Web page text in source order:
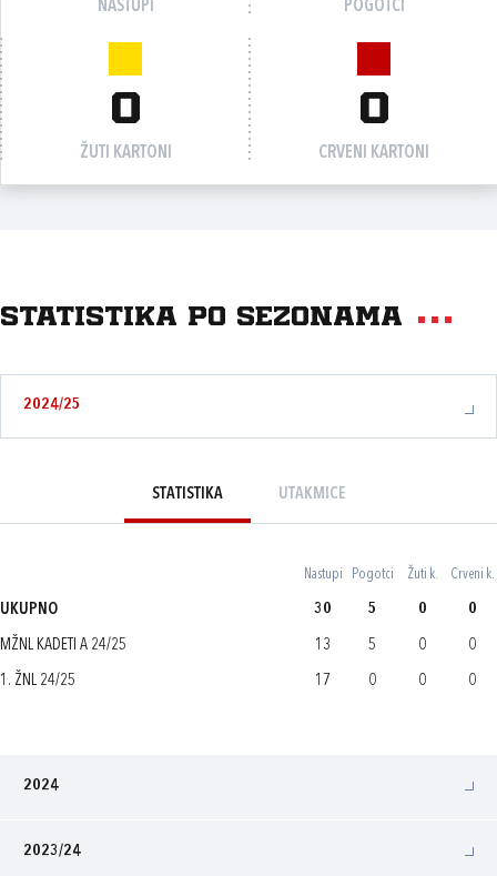
NASTUPI POGOTCI
0
ŽUTI KARTONI
0
CRVENI KARTONI
Statistika po sezonama
2024/25
STATISTIKA UTAKMICE
Nastupi Pogotci Žuti k. Crveni k.
UKUPNO 30 5 0 0
MŽNL KADETI A 24/25 13 5 0 0
1. ŽNL 24/25 17 0 0 0
2024
2023/24